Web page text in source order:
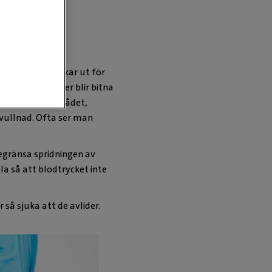
4 år) som råkar ut för
och katter blir bitna
i området,
Ofta ser man
spridningen av
så att blodtrycket inte
sjuka att de avlider.